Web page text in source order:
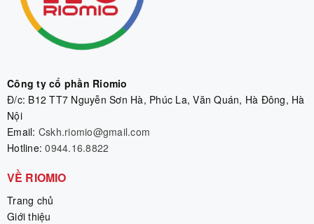
Công ty cổ phần Riomio
Đ/c: B12 TT7 Nguyễn Sơn Hà, Phúc La, Văn Quán, Hà Đông, Hà
Nội
Email: Cskh.riomio@gmail.com
Hotline:0944.16.8822
VỀ RIOMIO
Trang chủ
Giới thiệu